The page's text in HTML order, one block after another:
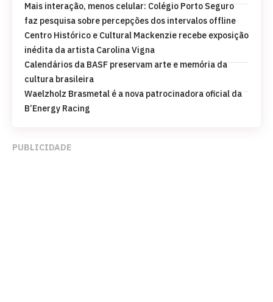
Mais interação, menos celular: Colégio Porto Seguro
faz pesquisa sobre percepções dos intervalos offline
Centro Histórico e Cultural Mackenzie recebe exposição
inédita da artista Carolina Vigna
Calendários da BASF preservam arte e memória da
cultura brasileira
Waelzholz Brasmetal é a nova patrocinadora oficial da
B’Energy Racing
PUBLICIDADE